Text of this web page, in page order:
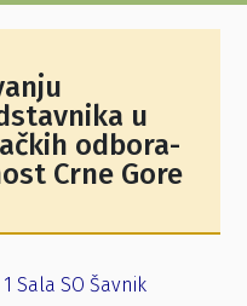
u
odbora-
Crne Gore
Sala SO Šavnik